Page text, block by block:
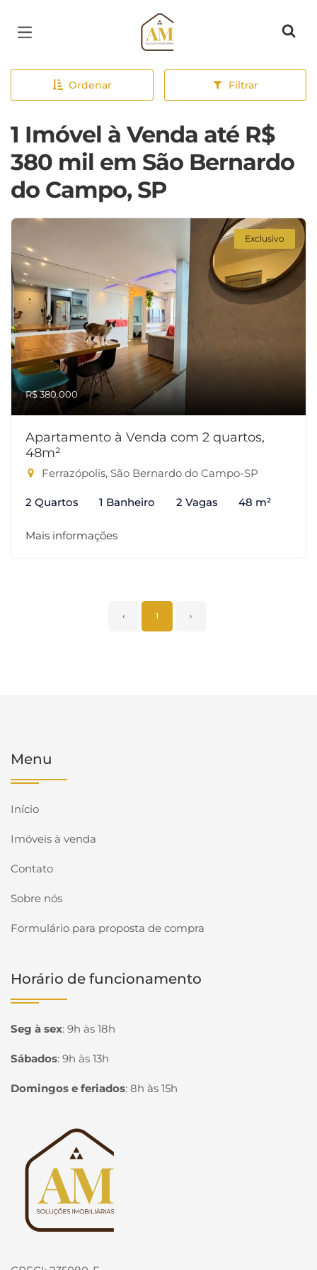
Página inicial
Ordenar Filtrar
1 Imóvel à Venda até R$
380 mil em São Bernardo
do Campo, SP
Exclusivo
R$ 380.000
Apartamento à Venda com 2 quartos,
48m²
Ferrazópolis, São Bernardo do Campo-SP
2 Quartos 1 Banheiro 2 Vagas 48 m²
Mais informações
‹ 1 ›
Menu
Início
Imóveis à venda
Contato
Sobre nós
Formulário para proposta de compra
Horário de funcionamento
Seg à sex: 9h às 18h
Sábados: 9h às 13h
Domingos e feriados: 8h às 15h
Página inicial